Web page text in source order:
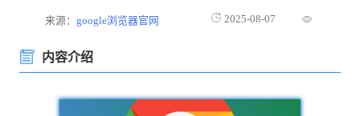
来源：google浏览器官网 2025-08-07
内容介绍